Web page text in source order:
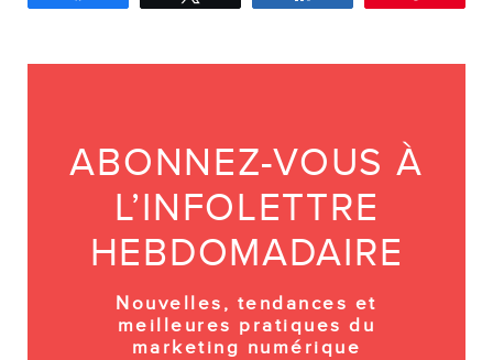
ABONNEZ-VOUS À
L’INFOLETTRE
HEBDOMADAIRE
Nouvelles, tendances et
meilleures pratiques du
marketing numérique